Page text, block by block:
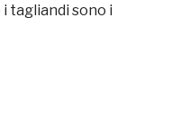
tagliandi sono i